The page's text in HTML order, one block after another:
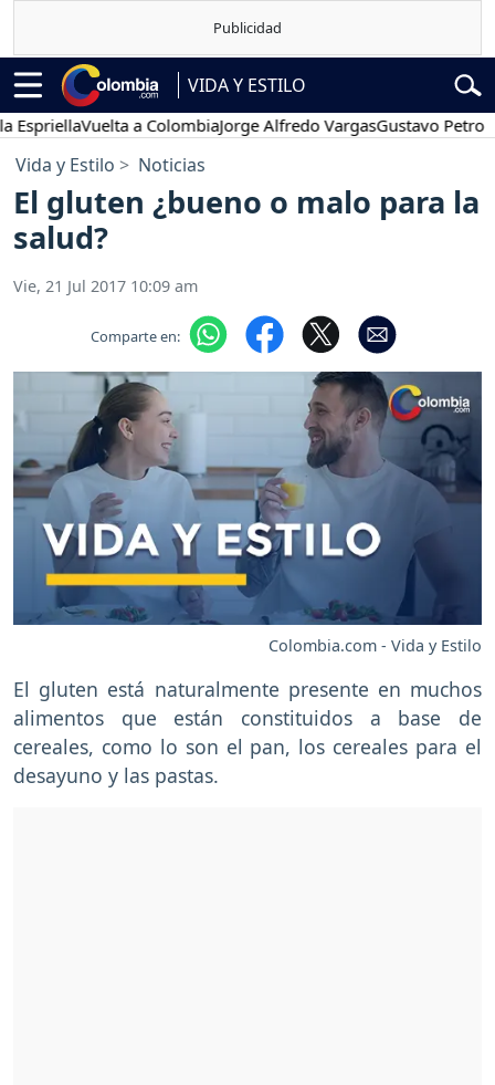
VIDA Y ESTILO
Vuelta a ColombiaJorge Alfredo VargasGustavo Petro
Vida y Estilo Noticias
El gluten ¿bueno o malo para la
salud?
Vie, 21 Jul 2017 10:09 am
Comparte en:
Colombia.com - Vida y Estilo
El gluten está naturalmente presente en muchos
alimentos que están constituidos a base de
cereales, como lo son el pan, los cereales para el
desayuno y las pastas.